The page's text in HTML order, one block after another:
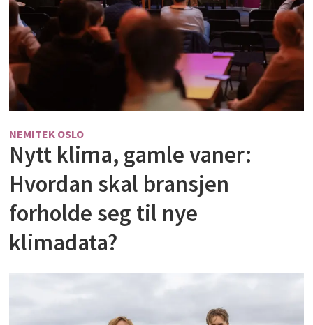
NEMITEK OSLO
Nytt klima, gamle vaner:
Hvordan skal bransjen
forholde seg til nye
klimadata?